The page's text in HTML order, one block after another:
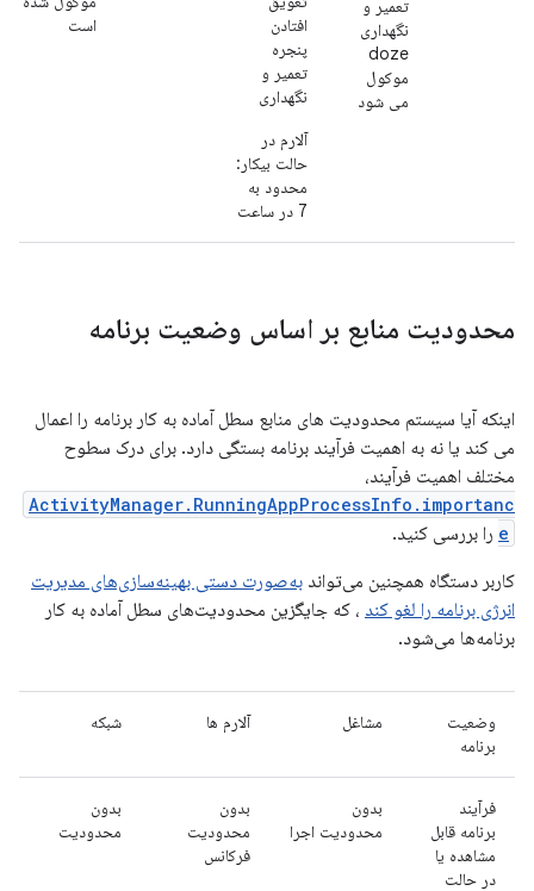
تعمیر و
نگهداری
doze
موکول
می شود
افتادن
پنجره
تعمیر و
نگهداری
آلارم در
حالت بیکار:
محدود به
7 در ساعت
است
محدودیت منابع بر اساس وضعیت برنامه
اینکه آیا سیستم محدودیت های منابع سطل آماده به کار برنامه را اعمال
می کند یا نه به اهمیت فرآیند برنامه بستگی دارد. برای درک سطوح
مختلف اهمیت فرآیند،
ActivityManager.RunningAppProcessInfo.importanc
e را بررسی کنید.
کاربر دستگاه همچنین می‌تواند به‌صورت دستی بهینه‌سازی‌های مدیریت
انرژی برنامه را لغو کند ، که جایگزین محدودیت‌های سطل آماده به کار
برنامه‌ها می‌شود.
وضعیت
برنامه
مشاغل آلارم ها شبکه
فرآیند
برنامه قابل
مشاهده یا
در حالت
بدون
محدودیت اجرا
بدون
محدودیت
فرکانس
بدون
محدودیت